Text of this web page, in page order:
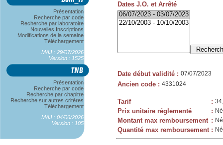
Présentation
Recherche par code
Recherche par laboratoire
Nouvelles Inscriptions
Modifications de la semaine
Téléchargement
MAJ : 29/07/2026
Version : 1525
Présentation
Recherche par code
Recherche par chapitre
Recherche sur autres critères
Téléchargement
MAJ : 04/06/2026
Version : 105
Dates J.O. et Arrêté
Date début validité : 07/07/2023
Ancien code : 4331024
Tarif :
Prix unitaire réglementé :
Montant max remboursement :
Quantité max remboursement :